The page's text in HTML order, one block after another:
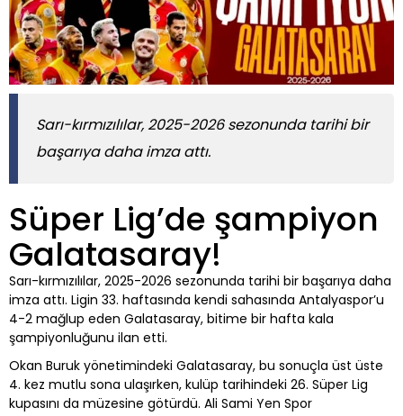
Sarı-kırmızılılar, 2025-2026 sezonunda tarihi bir
başarıya daha imza attı.
Süper Lig’de şampiyon
Galatasaray!
Sarı-kırmızılılar, 2025-2026 sezonunda tarihi bir başarıya daha
imza attı. Ligin 33. haftasında kendi sahasında Antalyaspor’u
4-2 mağlup eden Galatasaray, bitime bir hafta kala
şampiyonluğunu ilan etti.
Okan Buruk yönetimindeki Galatasaray, bu sonuçla üst üste
4. kez mutlu sona ulaşırken, kulüp tarihindeki 26. Süper Lig
kupasını da müzesine götürdü. Ali Sami Yen Spor